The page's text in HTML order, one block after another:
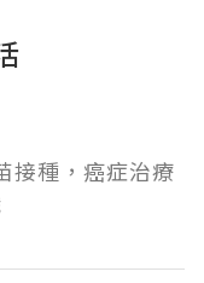
接種，癌症治療